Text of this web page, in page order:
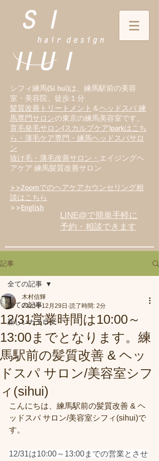
シフィ練馬(Si hui)は、 練馬駅前の美容
室・美容院、徒歩１分
髪質改善トリートメント ＆ヘッドスパ 練
馬専門サロンの東京の練馬美容室です。
育毛発毛サロン(スカルプケア)parkはこち
ら・薄毛ケア専門・練馬ヘッドスパサロ
ン
抜け毛・薄毛改善サロン・ エイジングヘ
アケア 練馬髪質改善サロン
>>Zoomでのヘアケアカウンセリング相
談はこちら
>>English
LINE@で簡単手軽に
予約・相談できます
記事
全ての記事
新しいカタログ
全ての記事
12/31営業時間は10:00～
13:00までとなります。練
馬駅前の髪質改善 & ヘッ
ドスパ サロン/美容室シフ
ィ(sihui)
木村信輝
2023年12月29日 読了時間: 2分
こんにちは、練馬駅前の髪質改善 & ヘ
ッドスパ サロン/美容室シフィ(sihui)で
す。
12/31は10:00～13:00までの営業とさせ